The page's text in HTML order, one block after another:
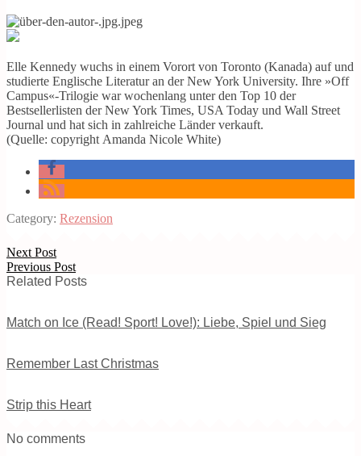
Elle Kennedy wuchs in einem Vorort von Toronto (Kanada) auf und
studierte Englische Literatur an der New York University. Ihre »Off
Campus«-Trilogie war wochenlang unter den Top 10 der
Bestsellerlisten der New York Times, USA Today und Wall Street
Journal und hat sich in zahlreiche Länder verkauft.
(Quelle: copyright Amanda Nicole White)
Category: Rezension
Next Post
Previous Post
Related Posts
Match on Ice (Read! Sport! Love!): Liebe, Spiel und Sieg
Remember Last Christmas
Strip this Heart
No comments